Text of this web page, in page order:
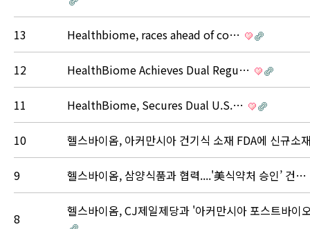
13 Healthbiome, races ahead of co…
12 HealthBiome Achieves Dual Regu…
11 HealthBiome, Secures Dual U.S.…
10 헬스바이옴, 아커만시아 건기식 소재 FDA에 신규
9 헬스바이옴, 삼양식품과 협력....'美식약처 승인’ 건…
8 헬스바이옴, CJ제일제당과 '아커만시아 포스트바